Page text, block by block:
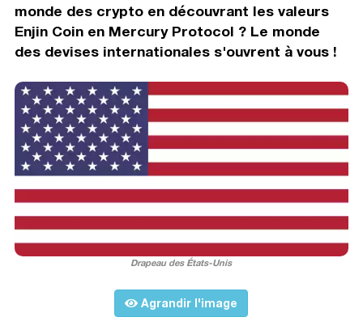
monde des crypto en découvrant les valeurs
Enjin Coin en Mercury Protocol ? Le monde
des devises internationales s'ouvrent à vous !
Drapeau des États-Unis
Agrandir l'image